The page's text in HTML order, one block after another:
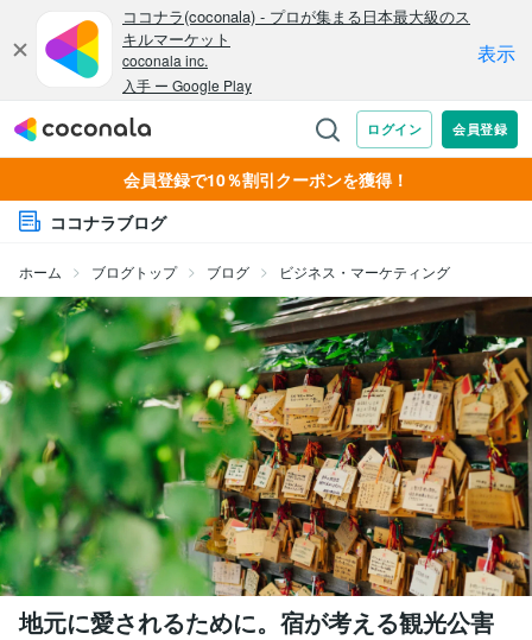
会員登録で10％割引クーポンを獲得！
ココナラブログ
ホーム ブログトップ ブログ ビジネス・マーケティング
地元に愛されるために。宿が考える観光公害